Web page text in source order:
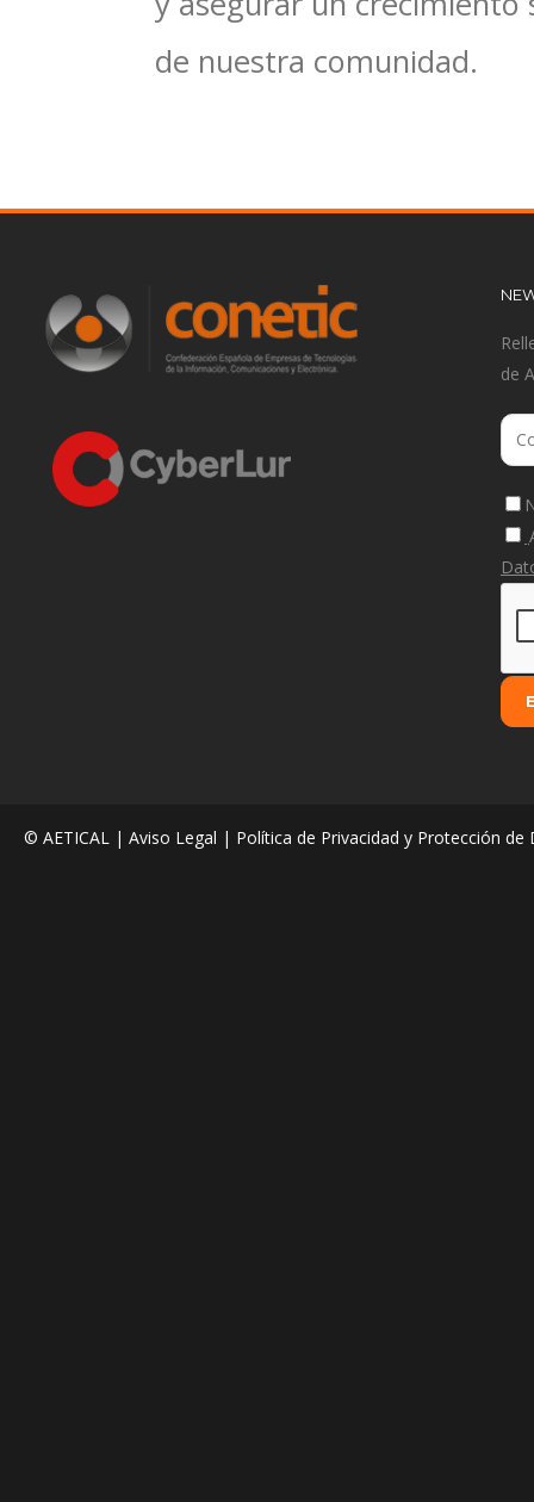
de nuestra comunidad.
de
© AETICAL | Aviso Legal | Política de Privacidad y Protección de